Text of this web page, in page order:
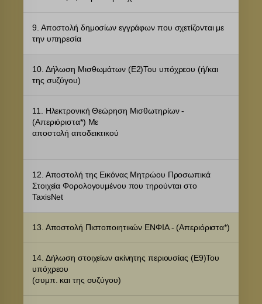
9. Αποστολή δημοσίων εγγράφων που σχετίζονται με
την υπηρεσία
10. Δήλωση Μισθωμάτων (Ε2)Του υπόχρεου (ή/και
της συζύγου)
11. Ηλεκτρονική Θεώρηση Μισθωτηρίων -
(Απεριόριστα*) Με
αποστολή αποδεικτικού
12. Αποστολή της Εικόνας Μητρώου Προσωπικά
Στοιχεία Φορολογουμένου που τηρούνται στο
TaxisNet
13. Αποστολή Πιστοποιητικών ΕΝΦΙΑ - (Απεριόριστα*)
14. Δήλωση στοιχείων ακίνητης περιουσίας (Ε9)Του
υπόχρεου
(συμπ. και της συζύγου)
kraniotis.aidaform.com
o197999.ingest.sentry.io
static.elfsight.com
storage.elfsight.com